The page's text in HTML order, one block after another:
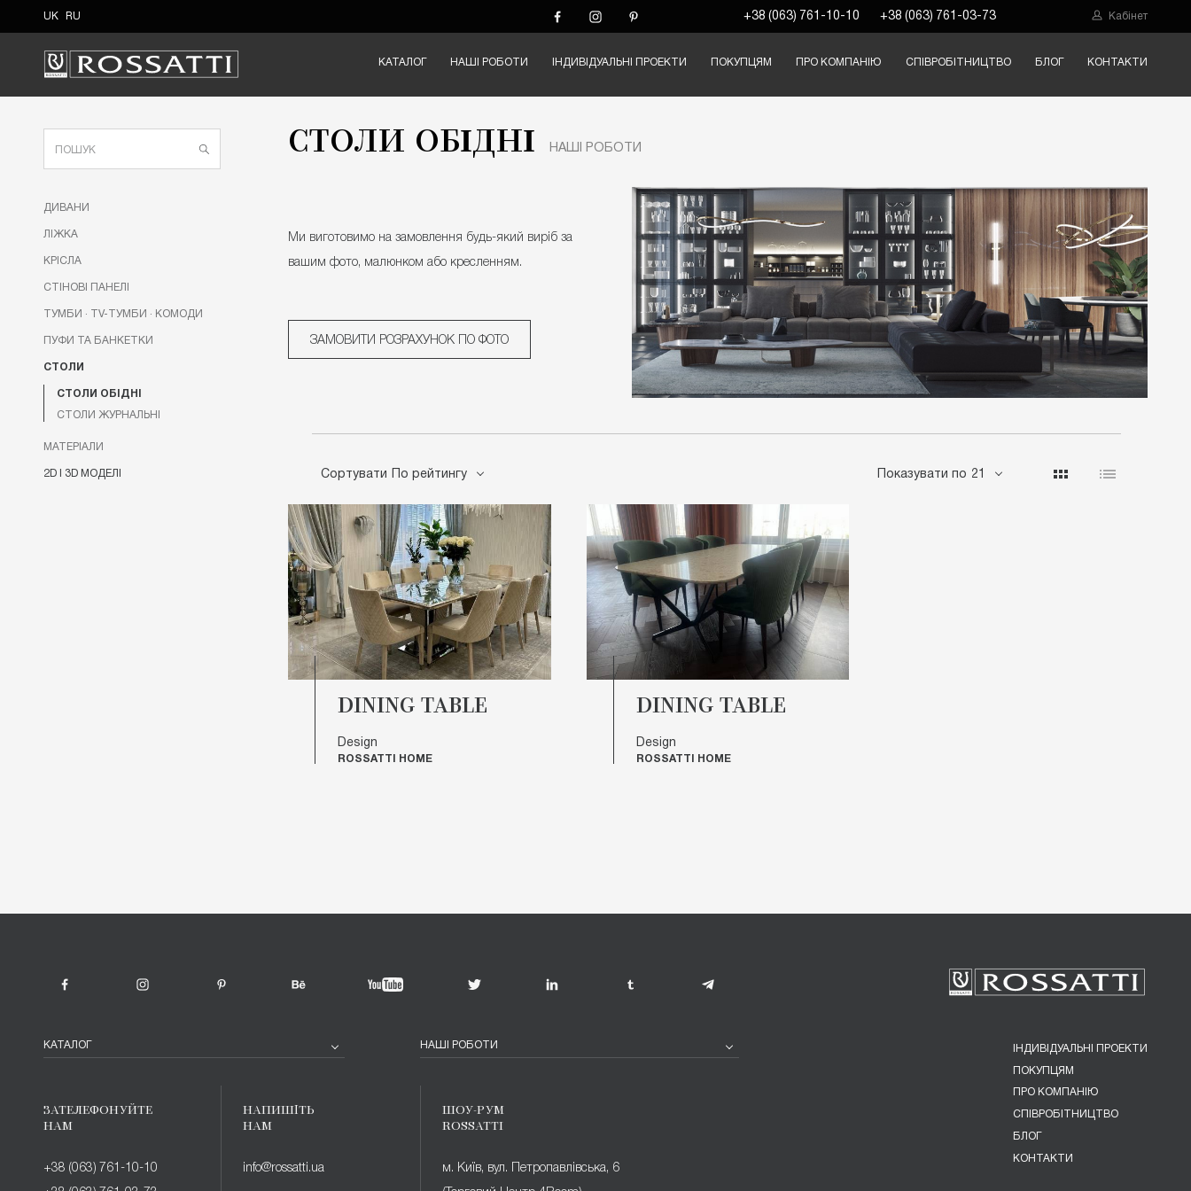
UK RU +38 (063) 761-10-10 +38 (063) 761-03-73 Кабінет
КАТАЛОГ НАШІ РОБОТИ ІНДИВІДУАЛЬНІ ПРОЕКТИ ПОКУПЦЯМ ПРО КОМПАНІЮ СПІВРОБІТНИЦТВО БЛОГ КОНТАКТИ
ДИВАНИ
ЛIЖКА
КРIСЛА
CТIНОВI ПАНЕЛI
ТУМБИ · TV-ТУМБИ · КОМОДИ
ПУФИ ТА БАНКЕТКИ
СТОЛИ
СТОЛИ ОБІДНІ
СТОЛИ ЖУРНАЛЬНІ
МАТЕРІАЛИ
2D І 3D МОДЕЛІ
СТОЛИ ОБІДНІ НАШІ РОБОТИ
Ми виготовимо на замовлення будь-який виріб за
вашим фото, малюнком або кресленням.
ЗАМОВИТИ РОЗРАХУНОК ПО ФОТО
Сортувати По рейтингу Показувати по 21
DINING TABLE
Design
ROSSATTI HOME
DINING TABLE
Design
ROSSATTI HOME
КАТАЛОГ НАШІ РОБОТИ
ЗАТЕЛЕФОНУЙТЕ
НАМ
+38 (063) 761-10-10
НАПИШІТЬ
НАМ
info@rossatti.ua
ШОУ-РУМ
ROSSATTI
м. Київ, вул. Петропавлівська, 6
ІНДИВІДУАЛЬНІ ПРОЕКТИ
ПОКУПЦЯМ
ПРО КОМПАНІЮ
СПІВРОБІТНИЦТВО
БЛОГ
КОНТАКТИ